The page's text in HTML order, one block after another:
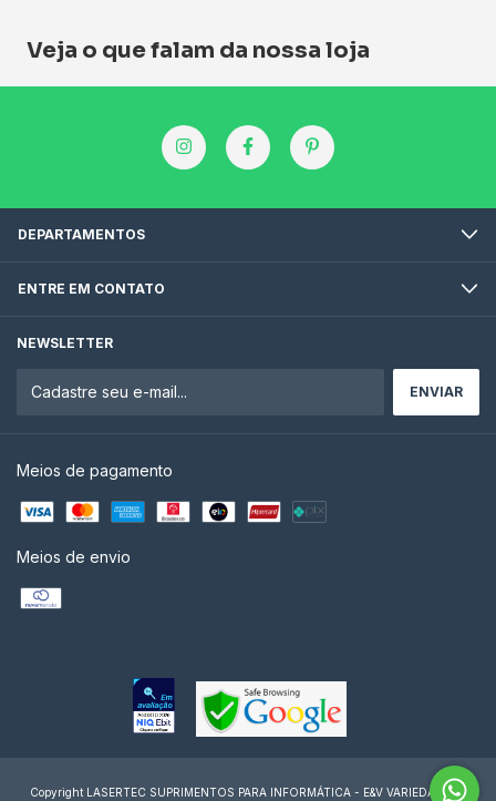
Veja o que falam da nossa loja
DEPARTAMENTOS
ENTRE EM CONTATO
NEWSLETTER
Meios de pagamento
Meios de envio
Copyright LASERTEC SUPRIMENTOS PARA INFORMÁTICA - E&V VARIEDADES -